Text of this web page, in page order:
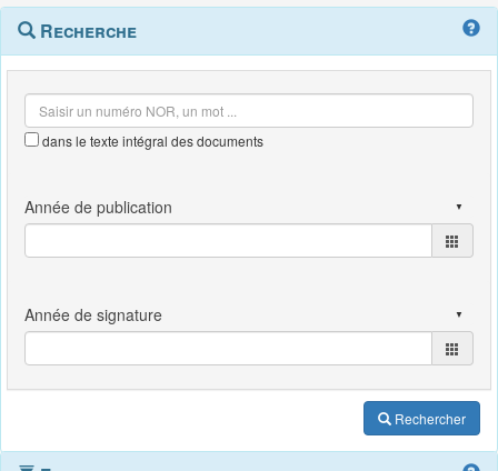
Navigation
outils
Menu
contextuel
Recherche
dans le texte intégral des documents
Rechercher